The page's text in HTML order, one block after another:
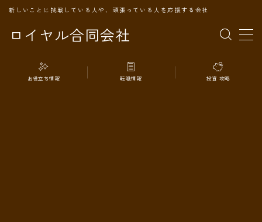
ロイヤル合同会社
新しいことに挑戦している人や、頑張っている人を応援する会社
MENU
TOPページ
お役立ち情報 転職情報 投資 攻略